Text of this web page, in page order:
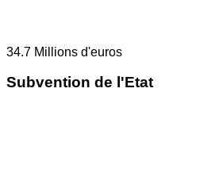
34.7 Millions d'euros
Subvention de l'Etat